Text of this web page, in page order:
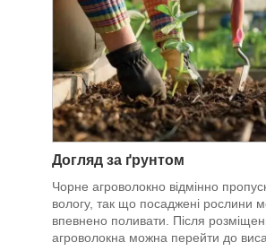
Догляд за ґрунтом
Чорне агроволокно відмінно
вологу, так що посаджені рослини
впевнено поливати. Після
агроволокна можна перейти до